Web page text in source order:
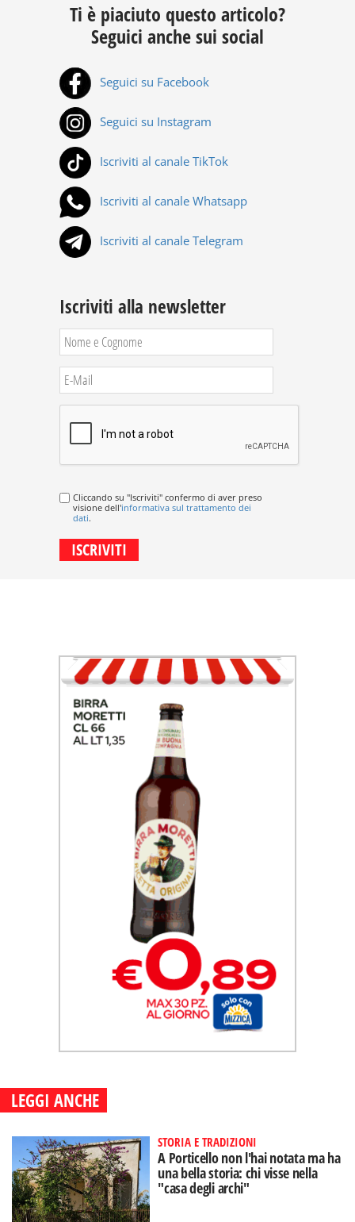
Ti è piaciuto questo articolo?
Seguici anche sui social
Seguici su Facebook
Seguici su Instagram
Iscriviti al canale TikTok
Iscriviti al canale Whatsapp
Iscriviti al canale Telegram
Iscriviti alla newsletter
Cliccando su "Iscriviti" confermo di aver preso
visione dell'informativa sul trattamento dei
dati.
LEGGI ANCHE
STORIA E TRADIZIONI
A Porticello non l'hai notata ma ha
una bella storia: chi visse nella
"casa degli archi"